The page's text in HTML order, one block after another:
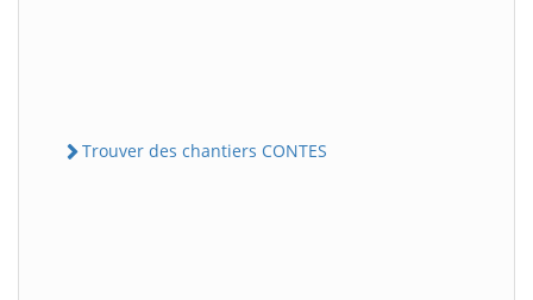
Trouver des chantiers CONTES